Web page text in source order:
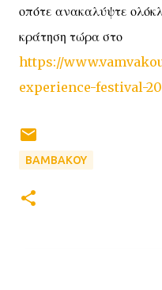
οπότε ανακαλύψτε
κράτηση τώρα στο
https://
experience-festival-
ΒΑΜΒΑΚΟΥ